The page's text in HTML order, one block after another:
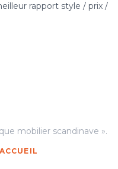
rapport style / prix /
mobilier scandinave ».